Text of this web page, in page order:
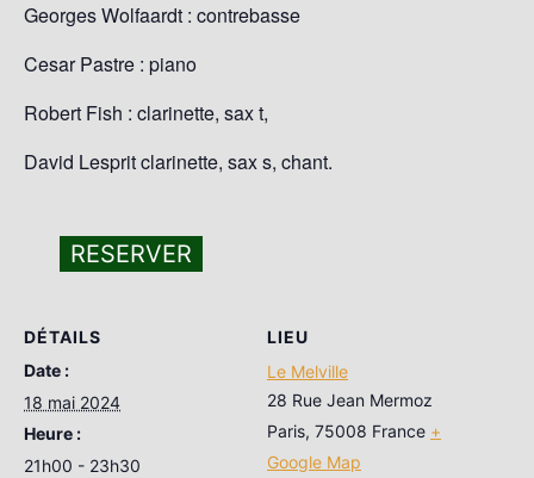
Georges Wolfaardt : contrebasse
Cesar Pastre : piano
Robert Fish : clarinette, sax t,
David Lesprit clarinette, sax s, chant.
RESERVER
DÉTAILS
Date :
18 mai 2024
Heure :
21h00 - 23h30
LIEU
Le Melville
28 Rue Jean Mermoz
Paris, 75008 France +
Google Map